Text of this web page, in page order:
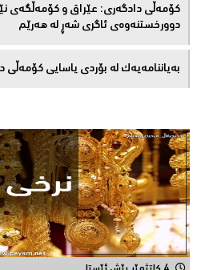
کۆمەڵى دادگەرى: عێراق و كۆمەڵگەی
دوورخستنەوەى ئاگری شەڕ لە هەرێم
بەیاننامەیەک لە بۆردی یاسایی کۆمەڵی